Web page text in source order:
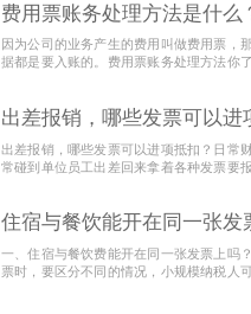
中学中心校区均为587分。市招考办介绍，
批高中的投档录取工作分别于7月26日上
考生可...
费用票账务处理方法是什么
因为公司的业务产生的费用叫做费用票，
据都是要入账的。费用票账务处理方法你
法。费用票包括了哪些其实费用票包括的
的...
出差报销，哪些发票可以进
出差报销，哪些发票可以进项抵扣？日常
常碰到单位员工出差回来拿着各种发票要
可以进行增值税进项税额抵扣的，听网校
许...
住宿与餐饮能开在同一张发
一、住宿与餐饮费能开在同一张发票上吗
票时，要区分不同的情况，小规模纳税人